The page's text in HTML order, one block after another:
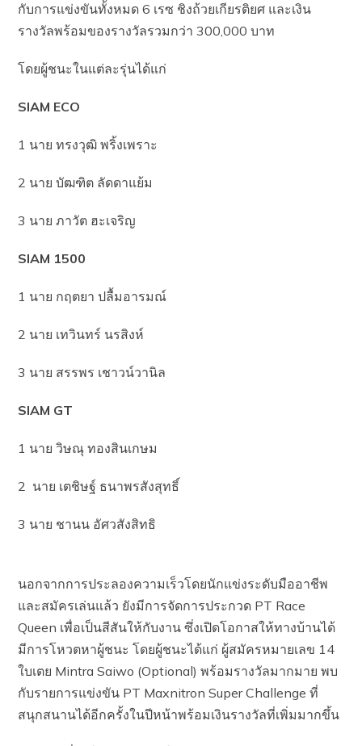
กับการแข่งขันทั้งหมด 6 เรซ ชิงถ้วยเกียรติยศ และเงิน
รางวัลพร้อมของรางวัลรวมกว่า 300,000 บาท
โดยผู้ชนะในแต่ละรุ่นได้แก่
SIAM ECO
1 นาย ทรงวุฒิ พริ้งเพราะ
2 นาย บัฒฑิต ลัดดาแย้ม
3 นาย ภาวัต ฮะเจริญ
SIAM 1500
1 นาย กฤตยา ปลื้มอารมณ์
2 นาย เทวินทร์ นรสิงห์
3 นาย สรรพร เชาวน์วานิล
SIAM GT
1 นาย วิษณุ ทองสินเกษม
2 นาย เตชิษฐ์ ธนาพรสังสุทธิ์
3 นาย ชานน อัศวสังสิทธิ
นอกจากการประลองความเร็วโดยนักแข่งระดับมืออาชีพ
และสมัครเล่นแล้ว ยังมีการจัดการประกวด PT Race
Queen เพื่อเป็นสีสันให้กับงาน ซึ่งเปิดโอกาสให้ทางบ้านได้
มีการโหวตหาผู้ชนะ โดยผู้ชนะได้แก่ ผู้สมัครหมายเลข 14
ใบเตย Mintra Saiwo (Optional) พร้อมรางวัลมากมาย พบ
กับรายการแข่งขัน PT Maxnitron Super Challenge ที่
สนุกสนานได้อีกครั้งในปีหน้าพร้อมเงินรางวัลที่เพิ่มมากขึ้น